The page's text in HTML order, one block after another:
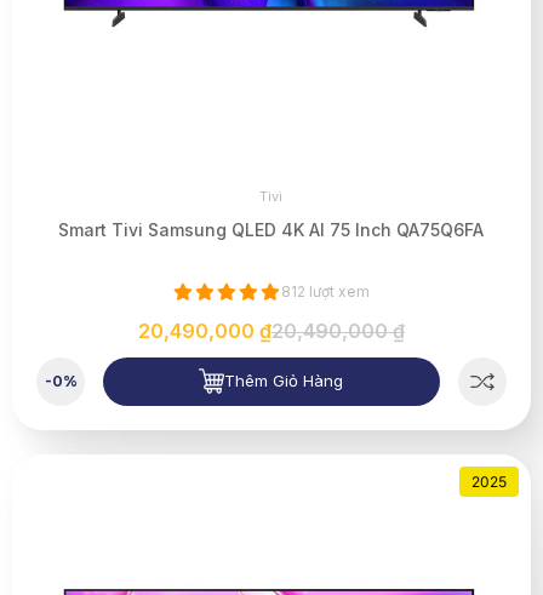
Tivi
Smart Tivi Samsung QLED 4K AI 75 Inch QA75Q6FA
812 lượt xem
20,490,000 ₫20,490,000 ₫
-0% Thêm Giỏ Hàng
2025